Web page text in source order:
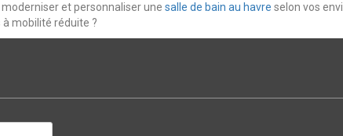
et personnaliser une salle de bain au havre selon vos
mobilité réduite ?